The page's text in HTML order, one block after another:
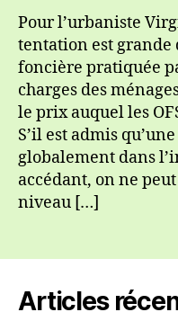
Pour l’urbaniste
tentation est
foncière pratiquée
charges des
le prix auquel les
S’il est admis
globalement dans
accédant, on ne
niveau […]
Articles